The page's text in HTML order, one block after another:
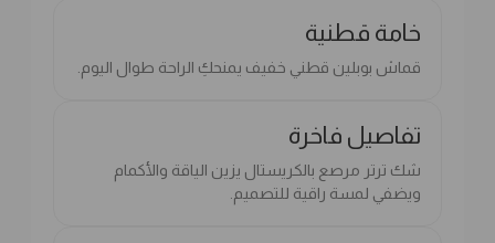
خامة قطنية
قماش بوبلين قطني خفيف يمنحكِ الراحة طوال اليوم.
تفاصيل فاخرة
شك ترتر مرصع بالكريستال يزين الياقة والأكمام
ويضفي لمسة راقية للتصميم.